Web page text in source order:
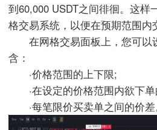
到60,000 USDT之间徘徊。这样
格交易系统，以便在预期范围内
在网格交易面板上，您可以
含：
·价格范围的上下限;
·在设定的价格范围内欲下单
·每笔限价买卖单之间的价差